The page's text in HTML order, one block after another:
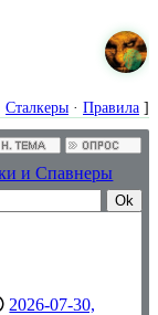
Сталкеры · Правила ]
и Спавнеры
2026-07-30,